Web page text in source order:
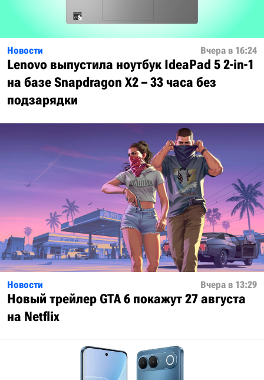
Новости Вчера в 16:24
Lenovo выпустила ноутбук IdeaPad 5 2-in-1
на базе Snapdragon X2 – 33 часа без
подзарядки
Новости Вчера в 13:29
Новый трейлер GTA 6 покажут 27 августа
на Netflix